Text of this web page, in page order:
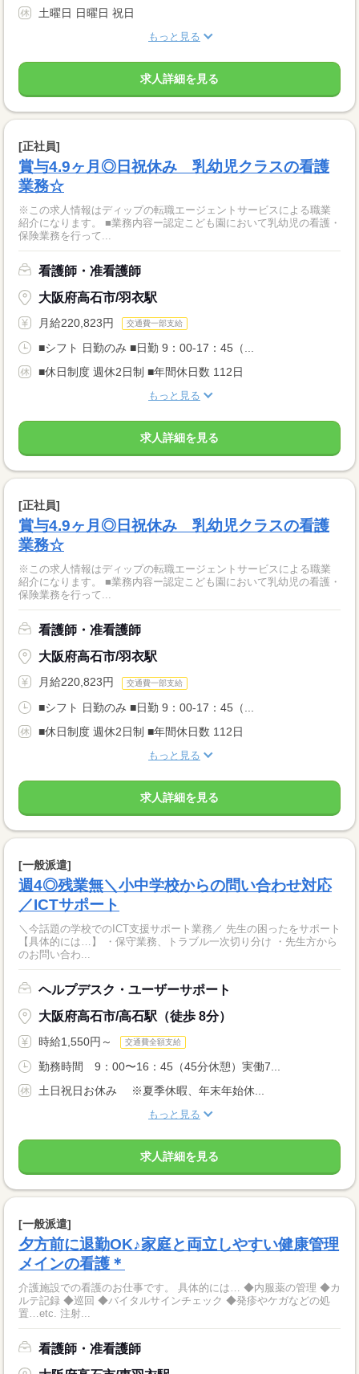
土曜日 日曜日 祝日
もっと見る
求人詳細を見る
[正社員]
賞与4.9ヶ月◎日祝休み 乳幼児クラスの看護
業務☆
※この求人情報はディップの転職エージェントサービスによる職業
紹介になります。 ■業務内容ー認定こども園において乳幼児の看護・
保険業務を行って...
看護師・准看護師
大阪府高石市/羽衣駅
月給220,823円 交通費一部支給
■シフト 日勤のみ ■日勤 9：00-17：45（...
■休日制度 週休2日制 ■年間休日数 112日
もっと見る
求人詳細を見る
[正社員]
賞与4.9ヶ月◎日祝休み 乳幼児クラスの看護
業務☆
※この求人情報はディップの転職エージェントサービスによる職業
紹介になります。 ■業務内容ー認定こども園において乳幼児の看護・
保険業務を行って...
看護師・准看護師
大阪府高石市/羽衣駅
月給220,823円 交通費一部支給
■シフト 日勤のみ ■日勤 9：00-17：45（...
■休日制度 週休2日制 ■年間休日数 112日
もっと見る
求人詳細を見る
[一般派遣]
週4◎残業無＼小中学校からの問い合わせ対応
／ICTサポート
＼今話題の学校でのICT支援サポート業務／ 先生の困ったをサポート
【具体的には…】 ・保守業務、トラブル一次切り分け ・先生方から
のお問い合わ...
ヘルプデスク・ユーザーサポート
大阪府高石市/高石駅（徒歩 8分）
時給1,550円～ 交通費全額支給
勤務時間 9：00〜16：45（45分休憩）実働7...
土日祝日お休み ※夏季休暇、年末年始休...
もっと見る
求人詳細を見る
[一般派遣]
夕方前に退勤OK♪家庭と両立しやすい健康管理
メインの看護＊
介護施設での看護のお仕事です。 具体的には… ◆内服薬の管理 ◆カ
ルテ記録 ◆巡回 ◆バイタルサインチェック ◆発疹やケガなどの処
置…etc. 注射...
看護師・准看護師